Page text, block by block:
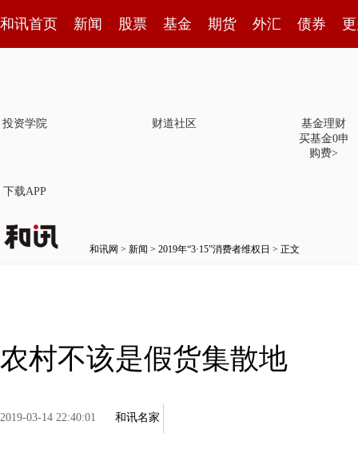
和讯首页 新闻 股票 基金 期货 外汇 债券
投资学院 财道社区
基金理财
买基金0申
购费>
下载APP
和讯网 > 新闻 > 2019年“3·15”消费者维权日 > 正文
农村不该是假货集散地
2019-03-14 22:40:01 和讯名家